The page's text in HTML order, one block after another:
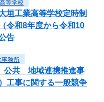
等学校
垣工業高等学校定時制
令和8年度から令和10
告
事務所
公共 地域連携推進事
工事に関する一般競争